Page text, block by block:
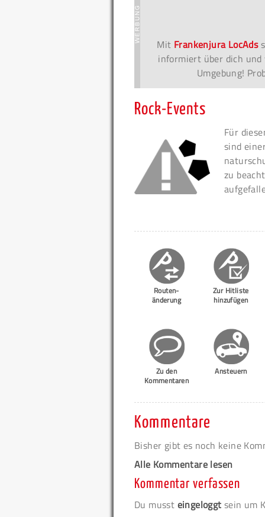
Mit Frankenjura LocAds
informiert über dich
Umgebung!
Rock-Events
Für
sind
zu
Routen-
änderung
Zur Hitliste
hinzufügen
Zu den
Kommentaren
Ansteuern
Kommentare
Bisher gibt es noch keine
Alle Kommentare lesen
Kommentar verfassen
Du musst eingeloggt sein um